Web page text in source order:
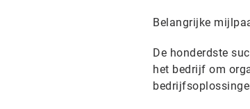
Belangrijke
De honderdste
het bedrijf om